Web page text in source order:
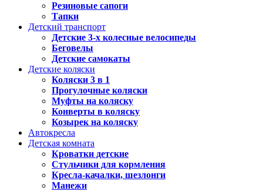
Резиновые сапоги
Тапки
Детский транспорт
Детские 3-х колесные велосипеды
Беговелы
Детские самокаты
Детские коляски
Коляски 3 в 1
Прогулочные коляски
Муфты на коляску
Конверты в коляску
Козырек на коляску
Автокресла
Детская комната
Кроватки детские
Стульчики для кормления
Кресла-качалки, шезлонги
Манежи